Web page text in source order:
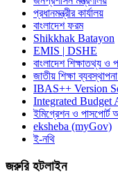
প্রধানমন্ত্রীর কার্যালয়
বাংলাদেশ ফরম
Shikkhak Batayon
EMIS | DSHE
বাংলাদেশ শিক্ষাতথ্য ও
জাতীয় শিক্ষা
IBAS++ Version
Integrated Budget
ইমিগ্রেশন ও পাসপোর্ট
eksheba (myGov)
ই-নথি
জরুরি হটলাইন